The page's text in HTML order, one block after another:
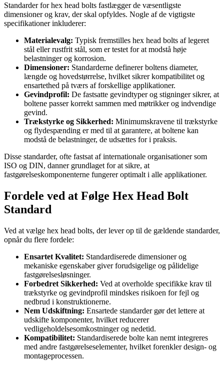
Standarder for hex head bolts fastlægger de væsentligste
dimensioner og krav, der skal opfyldes. Nogle af de vigtigste
specifikationer inkluderer:
Materialevalg: Typisk fremstilles hex head bolts af legeret
stål eller rustfrit stål, som er testet for at modstå høje
belastninger og korrosion.
Dimensioner: Standarderne definerer boltens diameter,
længde og hovedstørrelse, hvilket sikrer kompatibilitet og
ensartethed på tværs af forskellige applikationer.
Gevindprofil: De fastsatte gevindtyper og stigninger sikrer, at
boltene passer korrekt sammen med møtrikker og indvendige
gevind.
Trækstyrke og Sikkerhed: Minimumskravene til trækstyrke
og flydespænding er med til at garantere, at boltene kan
modstå de belastninger, de udsættes for i praksis.
Disse standarder, ofte fastsat af internationale organisationer som
ISO og DIN, danner grundlaget for at sikre, at
fastgørelseskomponenterne fungerer optimalt i alle applikationer.
Fordele ved at Følge Hex Head Bolt
Standard
Ved at vælge hex head bolts, der lever op til de gældende standarder,
opnår du flere fordele:
Ensartet Kvalitet: Standardiserede dimensioner og
mekaniske egenskaber giver forudsigelige og pålidelige
fastgørelsesløsninger.
Forbedret Sikkerhed: Ved at overholde specifikke krav til
trækstyrke og gevindprofil mindskes risikoen for fejl og
nedbrud i konstruktionerne.
Nem Udskiftning: Ensartede standarder gør det lettere at
udskifte komponenter, hvilket reducerer
vedligeholdelsesomkostninger og nedetid.
Kompatibilitet: Standardiserede bolte kan nemt integreres
med andre fastgørelseselementer, hvilket forenkler design- og
montageprocessen.